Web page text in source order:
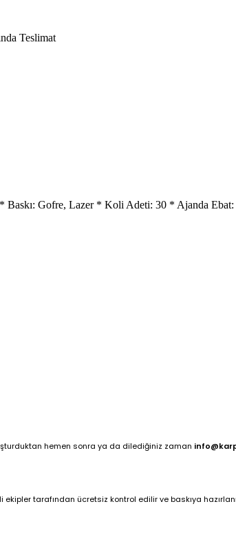
Teslimat
Gofre, Lazer * Koli Adeti: 30 * Ajanda
hemen sonra ya da dilediğiniz zaman
tarafından ücretsiz kontrol edilir ve baskıya